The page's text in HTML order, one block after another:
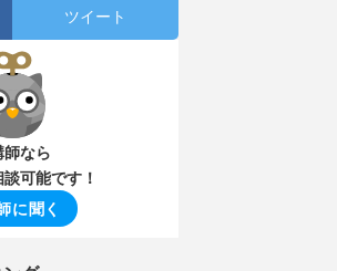
ツイート
師なら
可能です！
に聞く